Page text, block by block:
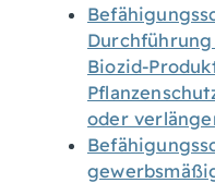
Biozid-
oder